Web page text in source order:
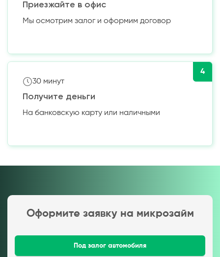
Приезжайте в офис
Мы осмотрим залог и оформим договор
4
30 минут
Получите деньги
На банковскую карту или наличными
Оформите заявку на микрозайм
Под залог автомобиля